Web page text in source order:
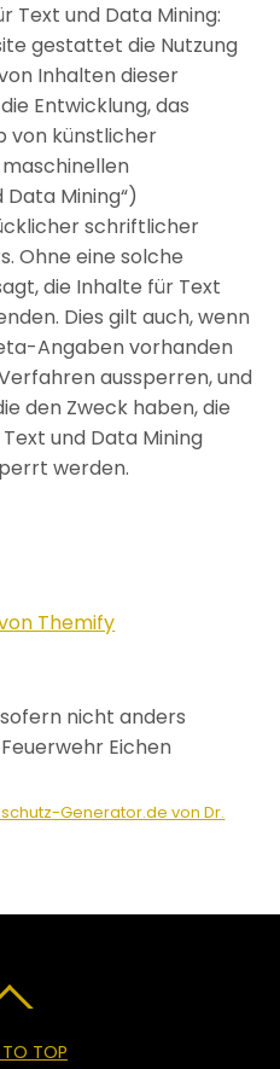
Text und Data Mining:
gestattet die Nutzung
Inhalten dieser
Entwicklung, das
von künstlicher
Mining“)
schriftlicher
Ohne eine solche
die Inhalte für Text
Dies gilt auch, wenn
Angaben vorhanden
aussperren, und
den Zweck haben, die
und Data Mining
werden.
Themify
nicht anders
Eichen
Generator.de von Dr.
TOP